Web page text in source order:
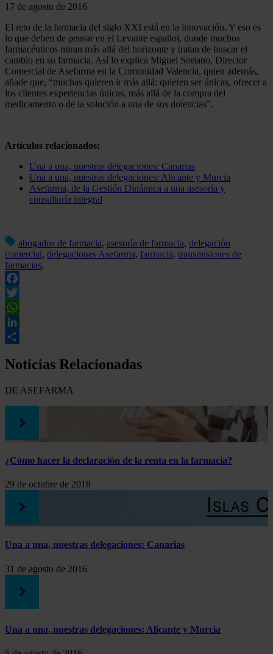
17 de agosto de 2016
El reto de la farmacia del siglo XXI está en la innovación. Y eso es
lo que deben de pensar en el Levante español, donde muchos
farmacéuticos miran más allá del horizonte y tratan de buscar el
cambio en su farmacia. Así lo explica Miguel Soriano, Director
Comercial de Asefarma en la Comunidad Valencia, quien además,
añade que, “muchas quieren ir más allá: quieren ser únicas, ofrecer a
los clientes experiencias únicas, más allá de la compra del
medicamento o de la solución a una de sus dolencias”.
Artículos relacionados:
Una a una, nuestras delegaciones: Canarias
Una a una, nuestras delegaciones: Alicante y Murcia
Asefarma, de la Gestión Dinámica a una asesoría y
consultoría integral
abogados de farmacia, asesoría de farmacia, delegación
comercial, delegaciones Asefarma, farmacia, transmisiones de
farmacias,
Facebook
Twitter
WhatsApp
LinkedIn
Noticias Relacionadas
DE ASEFARMA
¿Cómo hacer la declaración de la renta en la farmacia?
29 de octubre de 2018
Una a una, nuestras delegaciones: Canarias
31 de agosto de 2016
Una a una, nuestras delegaciones: Alicante y Murcia